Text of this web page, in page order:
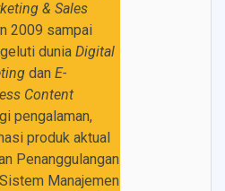
& Sales
2009 sampai
dunia Digital
dan E-
Content
pengalaman,
produk aktual
Penanggulangan
Manajemen